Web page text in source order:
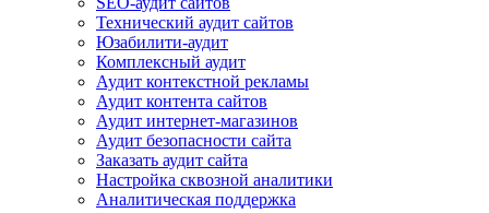
Технический аудит сайтов
Юзабилити-аудит
Комплексный аудит
Аудит контекстной рекламы
Аудит контента сайтов
Аудит интернет-магазинов
Аудит безопасности сайта
Заказать аудит сайта
Настройка сквозной аналитики
Аналитическая поддержка